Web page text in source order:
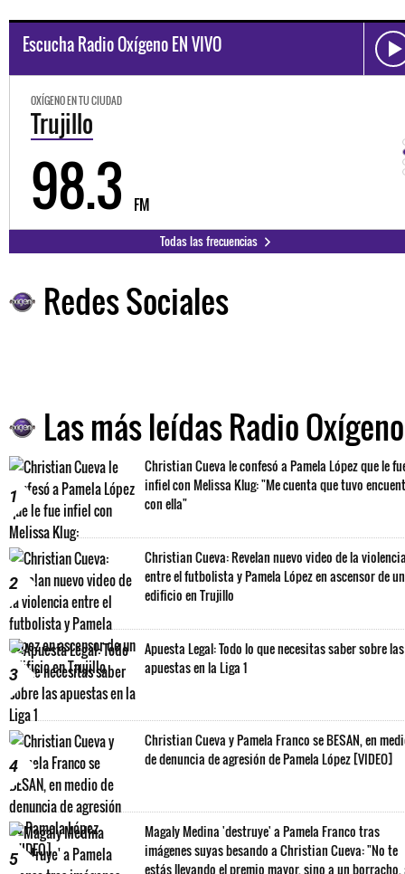
Escucha Radio Oxígeno EN VIVO
OXÍGENO EN TU CIUDAD
Trujillo
98.3 FM
Todas las frecuencias
Redes Sociales
Las más leídas Radio Oxígeno
1
Christian Cueva le confesó a Pamela López que le
infiel con Melissa Klug: "Me cuenta que tuvo
con ella"
2
Christian Cueva: Revelan nuevo video de la
entre el futbolista y Pamela López en ascensor de un
edificio en Trujillo
3
Apuesta Legal: Todo lo que necesitas saber sobre las
apuestas en la Liga 1
4
Christian Cueva y Pamela Franco se BESAN, en
de denuncia de agresión de Pamela López [VIDEO]
5
Magaly Medina 'destruye' a Pamela Franco tras
imágenes suyas besando a Christian Cueva: "No te
estás llevando el premio mayor, sino a un borracho,